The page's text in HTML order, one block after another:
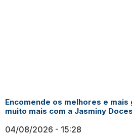
Encomende os melhores e
muito mais com a Jasminy
04/08/2026 15:28